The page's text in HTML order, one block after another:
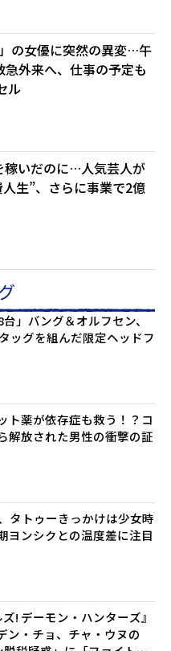
」の女優に突然の異変…午
外来へ、仕事の予定も
ル
稼いだのに…人気芸人が
生”、さらに事業で2億
台」バング＆オルフセン、
ッグを組んだ限定ヘッドフ
ト薬が依存症も救う！？コ
解放された男性の衝撃の証
タトゥーきっかけは少女時
ヨンシクとの温度差に注目
ズ! デーモン・ハンターズ』
ン・チョ、チャ・ウヌの